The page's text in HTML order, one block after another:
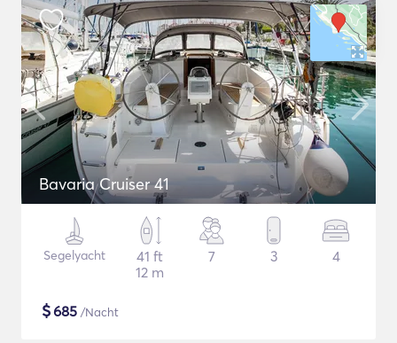
Bavaria Cruiser 41
Segelyacht
41 ft
12 m
7 3 4
$685 /Nacht